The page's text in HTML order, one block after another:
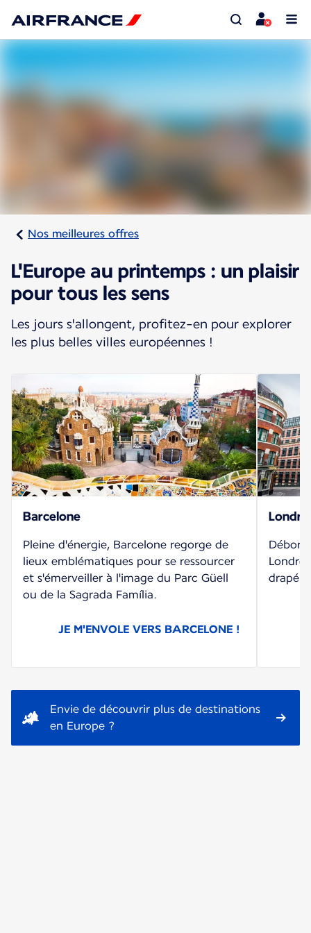
Nos meilleures offres
L'Europe au printemps : un plaisir
pour tous les sens
Les jours s'allongent, profitez-en pour explorer
les plus belles villes européennes !
Barcelone
Pleine d'énergie, Barcelone regorge de
lieux emblématiques pour se ressourcer
et s'émerveiller à l'image du Parc Güell
ou de la Sagrada Família.
JE M'ENVOLE VERS BARCELONE !
drapé
Envie de découvrir plus de destinations
en Europe ?